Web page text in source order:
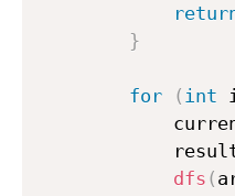
}
for ( int
dfs (